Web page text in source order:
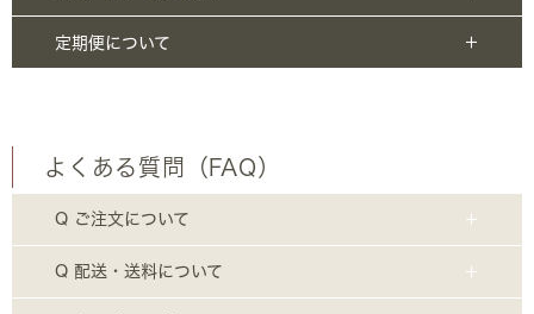
定期便について
よくある質問（FAQ）
Q ご注文について
Q 配送・送料について